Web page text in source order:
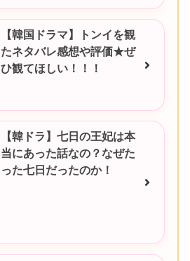
【韓国ドラマ】トンイを観
たネタバレ感想や評価★ぜ
ひ観てほしい！！！
【韓ドラ】七日の王妃は本
当にあった話なの？なぜた
った七日だったのか！